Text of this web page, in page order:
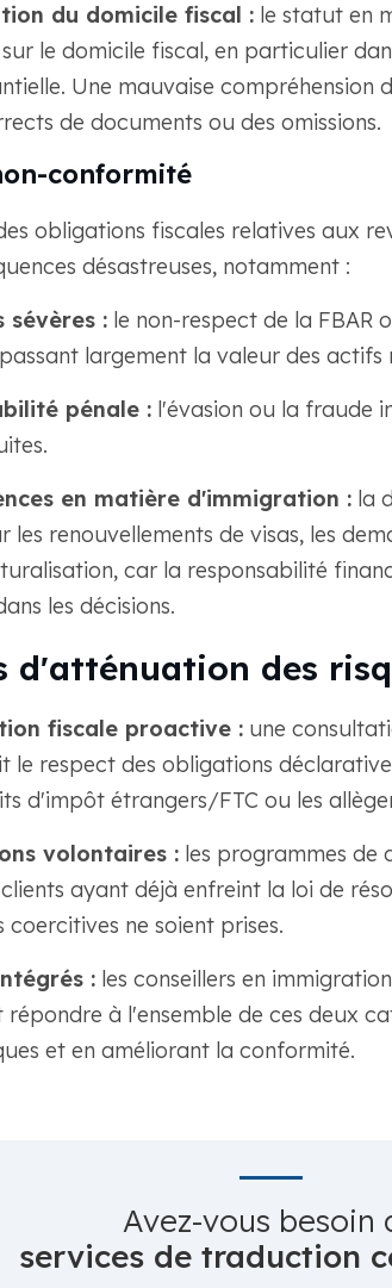
du domicile fiscal :le statut en
le domicile fiscal, en particulier
Une mauvaise compréhension
de documents ou des omissions.
conformité
obligations fiscales relatives aux
désastreuses, notamment :
sévères :le non-respect de la FBAR
largement la valeur des actifs
pénale :l'évasion ou la fraude
en matière d'immigration :la
les renouvellements de visas, les
car la responsabilité
les décisions.
d'atténuation des
fiscale proactive :une
le respect des obligations
d'impôt étrangers/FTC ou les
volontaires :les programmes de
ayant déjà enfreint la loi de
coercitives ne soient prises.
:les conseillers en
à l'ensemble de ces deux
et en améliorant la conformité.
Avez-vous besoin
services de traduction